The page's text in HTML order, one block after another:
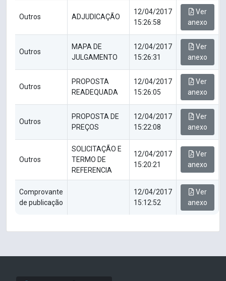
Outros ADJUDICAÇÃO
12/04/2017
15:26:58
Ver
anexo
Outros
MAPA DE
JULGAMENTO
12/04/2017
15:26:31
Ver
anexo
Outros
PROPOSTA
READEQUADA
12/04/2017
15:26:05
Ver
anexo
Outros
PROPOSTA DE
PREÇOS
12/04/2017
15:22:08
Ver
anexo
Outros
SOLICITAÇÃO E
TERMO DE
REFERENCIA
12/04/2017
15:20:21
Ver
anexo
Comprovante
de publicação
12/04/2017
15:12:52
Ver
anexo